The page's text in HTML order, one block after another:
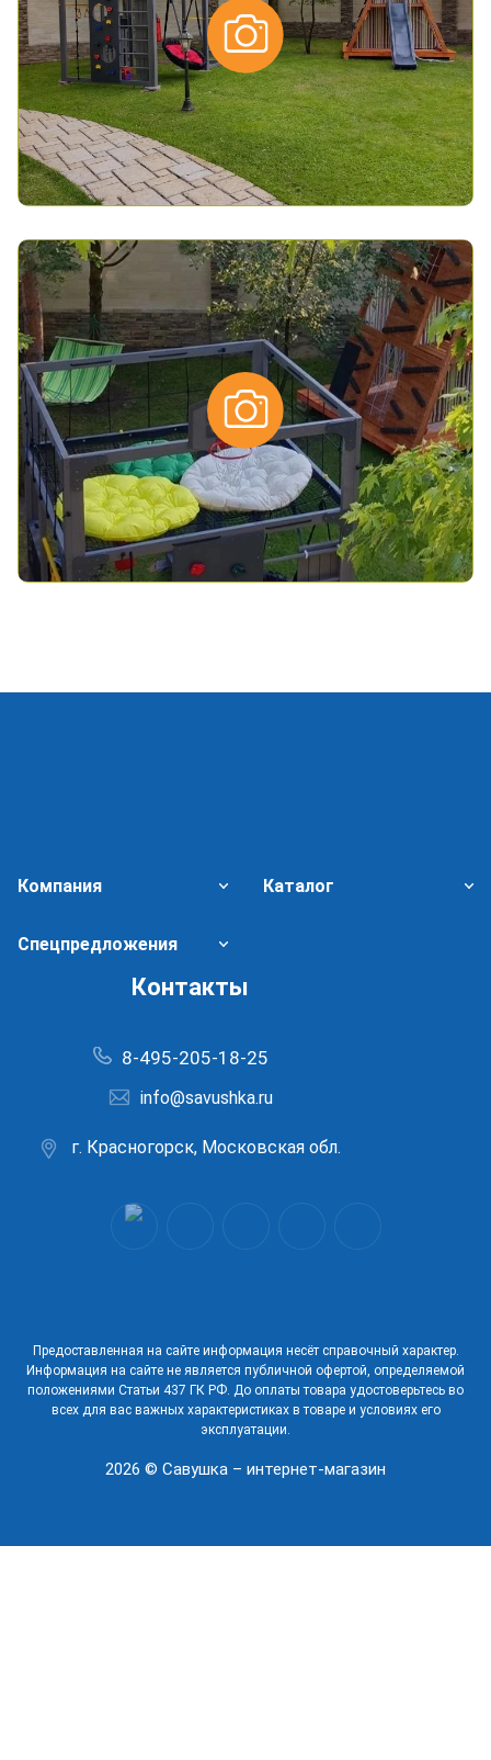
Компания Каталог
Спецпредложения
Контакты
8-495-205-18-25
info@savushka.ru
г. Красногорск, Московская обл.
Предоставленная на сайте информация несёт справочный характер.
Информация на сайте не является публичной офертой, определяемой
положениями Статьи 437 ГК РФ. До оплаты товара удостоверьтесь во
всех для вас важных характеристиках в товаре и условиях его
эксплуатации.
2026 © Савушка – интернет-магазин